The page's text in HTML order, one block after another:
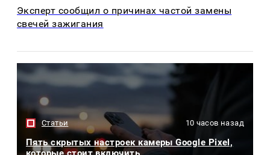
Эксперт сообщил о причинах частой замены
свечей зажигания
Статьи 10 часов назад
Пять скрытых настроек камеры Google Pixel,